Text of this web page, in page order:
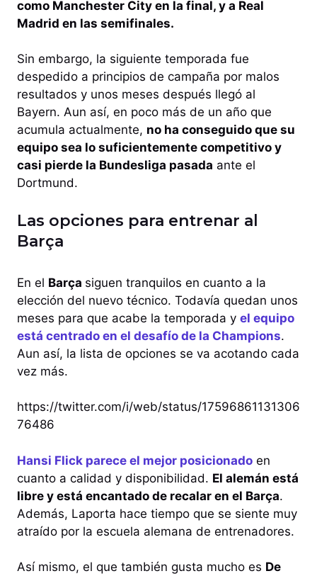
como Manchester City en la final, y a Real
Madrid en las semifinales.
Sin embargo, la siguiente temporada fue
despedido a principios de campaña por malos
resultados y unos meses después llegó al
Bayern. Aun así, en poco más de un año que
acumula actualmente, no ha conseguido que su
equipo sea lo suficientemente competitivo y
casi pierde la Bundesliga pasada ante el
Dortmund.
Las opciones para entrenar al
Barça
En el Barça siguen tranquilos en cuanto a la
elección del nuevo técnico. Todavía quedan unos
meses para que acabe la temporada y el equipo
está centrado en el desafío de la Champions.
Aun así, la lista de opciones se va acotando cada
vez más.
https://twitter.com/i/web/status/17596861131306
76486
Hansi Flick parece el mejor posicionado en
cuanto a calidad y disponibilidad. El alemán está
libre y está encantado de recalar en el Barça.
Además, Laporta hace tiempo que se siente muy
atraído por la escuela alemana de entrenadores.
Así mismo, el que también gusta mucho es De